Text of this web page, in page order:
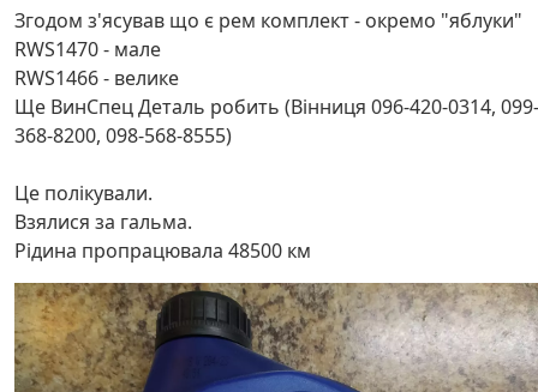
Згодом з'ясував що є рем комплект - окремо "яблуки"
RWS1470 - мале
RWS1466 - велике
Ще ВинСпец Деталь робить (Вінниця 096-420-0314, 099-
368-8200, 098-568-8555)
Це полікували.
Взялися за гальма.
Рідина пропрацювала 48500 км